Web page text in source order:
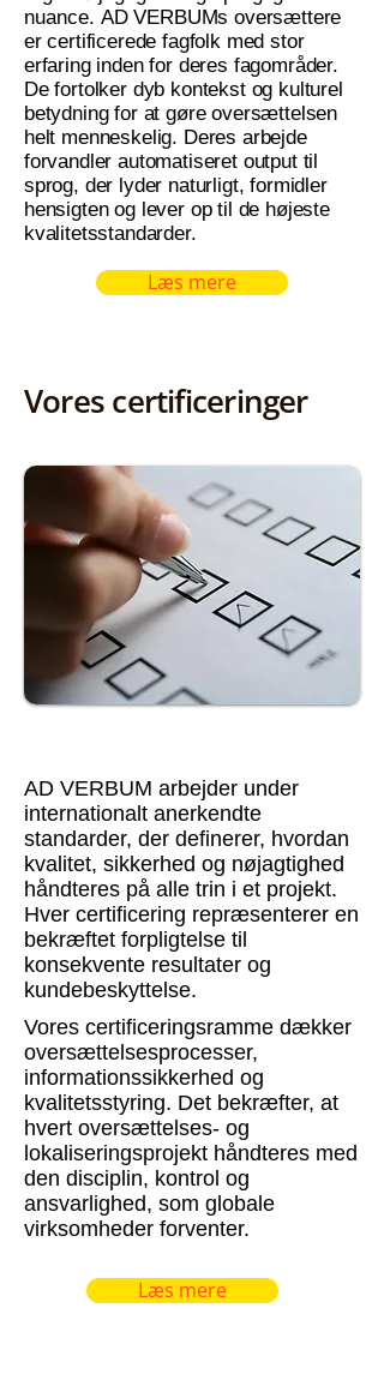
nuance. AD VERBUMs oversættere
er certificerede fagfolk med stor
erfaring inden for deres fagområder.
De fortolker dyb kontekst og kulturel
betydning for at gøre oversættelsen
helt menneskelig. Deres arbejde
forvandler automatiseret output til
sprog, der lyder naturligt, formidler
hensigten og lever op til de højeste
kvalitetsstandarder.
Læs mere
Vores certificeringer
AD VERBUM arbejder under
internationalt anerkendte
standarder, der definerer, hvordan
kvalitet, sikkerhed og nøjagtighed
håndteres på alle trin i et projekt.
Hver certificering repræsenterer en
bekræftet forpligtelse til
konsekvente resultater og
kundebeskyttelse.
Vores certificeringsramme dækker
oversættelsesprocesser,
informationssikkerhed og
kvalitetsstyring. Det bekræfter, at
hvert oversættelses- og
lokaliseringsprojekt håndteres med
den disciplin, kontrol og
ansvarlighed, som globale
virksomheder forventer.
Læs mere